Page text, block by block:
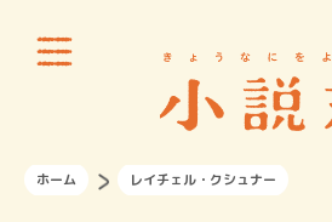
ホーム レイチェル・クシュナー